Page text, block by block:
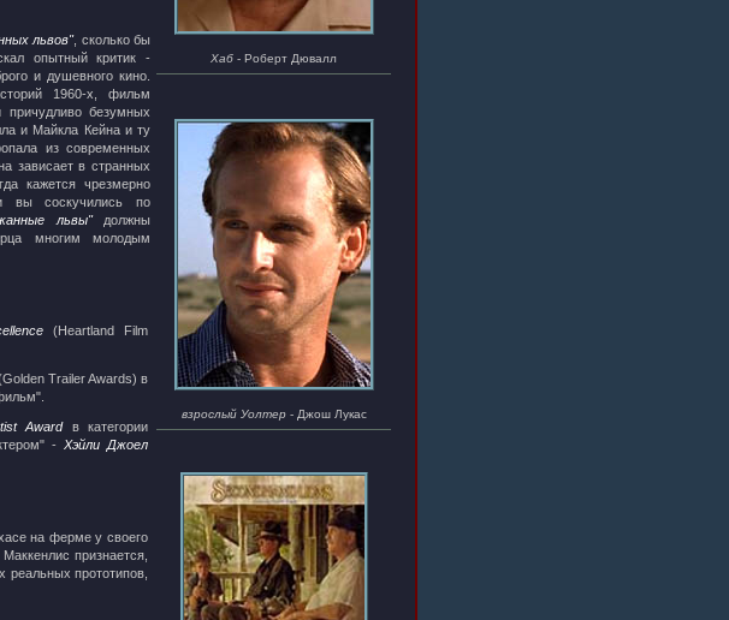
львов", сколько бы
опытный критик -
и душевного кино.
1960-х, фильм
безумных
и Майкла Кейна и ту
из современных
зависает в странных
кажется чрезмерно
вы соскучились по
львы"должны
многим молодым
(Heartland Film
Trailer Awards) в
Awardв категории
- Хэйли Джоел
на ферме у своего
признается,
прототипов,
Хаб - Роберт Дювалл
взрослый Уолтер- Джош Лукас